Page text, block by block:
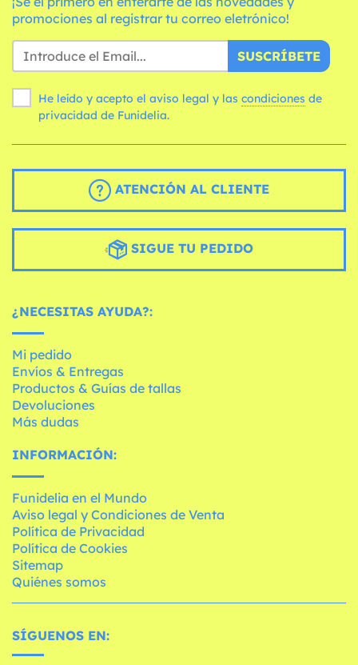
promociones al registrar tu correo eletrónico!
SUSCRÍBETE
He leído y acepto el aviso legal y las condiciones
privacidad de Funidelia.
ATENCIÓN AL CLIENTE
SIGUE TU PEDIDO
¿NECESITAS AYUDA?:
Mi pedido
Envíos & Entregas
Productos & Guías de tallas
Devoluciones
Más dudas
INFORMACIÓN:
Funidelia en el Mundo
Aviso legal y Condiciones de Venta
Política de Privacidad
Política de Cookies
Sitemap
Quiénes somos
SÍGUENOS EN: